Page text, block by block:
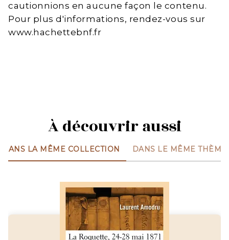
cautionnions en aucune façon le contenu.
Pour plus d'informations, rendez-vous sur
www.hachettebnf.fr
À découvrir aussi
DANS LA MÊME COLLECTION DANS LE MÊME THÈME